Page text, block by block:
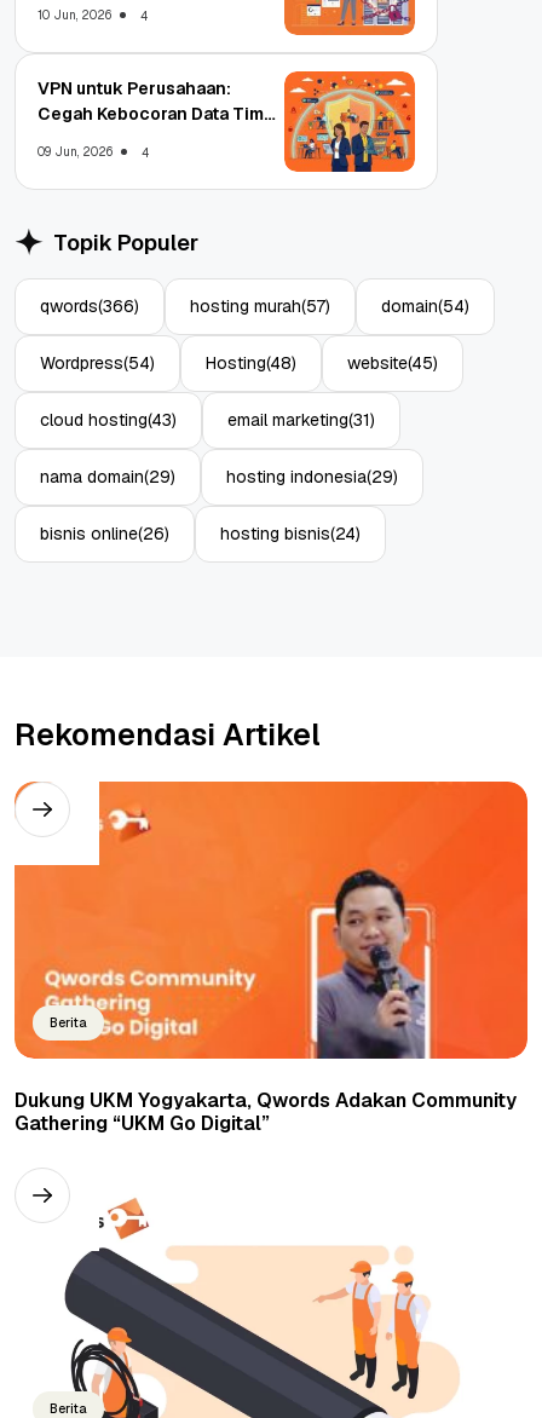
10 Jun, 2026 4
VPN untuk Perusahaan:
Cegah Kebocoran Data Tim
09 Jun, 2026 4
Topik Populer
qwords(366) hosting murah(57) domain(54)
Wordpress(54) Hosting(48) website(45)
cloud hosting(43) email marketing(31)
nama domain(29) hosting indonesia(29)
bisnis online(26) hosting bisnis(24)
Rekomendasi Artikel
Berita
Dukung UKM Yogyakarta, Qwords Adakan Community
Gathering “UKM Go Digital”
Berita